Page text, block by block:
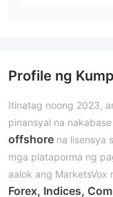
Profile ng
Itinatag noong 2023,
pinansyal na
offshore na lisensya
mga plataporma ng
aalok ang
Forex, Indices,